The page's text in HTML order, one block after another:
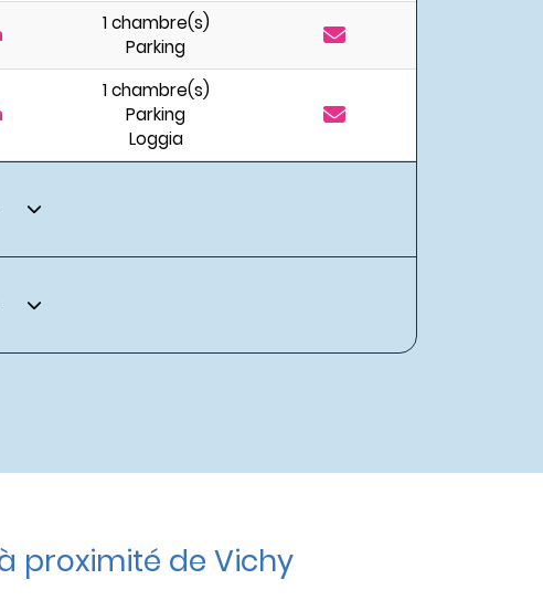
1 chambre(s)
Parking
1 chambre(s)
Parking
Loggia
proximité de Vichy